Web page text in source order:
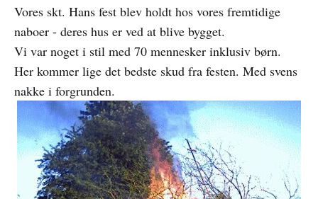
Vores skt. Hans fest blev holdt hos vores fremtidige
naboer - deres hus er ved at blive bygget.
Vi var noget i stil med 70 mennesker inklusiv børn.
Her kommer lige det bedste skud fra festen. Med svens
nakke i forgrunden.